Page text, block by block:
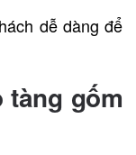
dễ dàng để
tàng gốm